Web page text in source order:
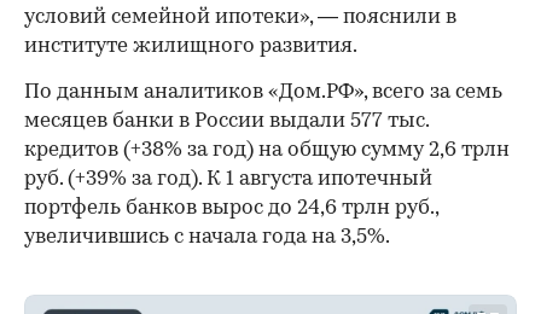
условий семейной ипотеки», — пояснили в
институте жилищного развития.
По данным аналитиков «Дом.РФ», всего за семь
месяцев банки в России выдали 577 тыс.
кредитов (+38% за год) на общую сумму 2,6 трлн
руб. (+39% за год). К 1 августа ипотечный
портфель банков вырос до 24,6 трлн руб.,
увеличившись с начала года на 3,5%.